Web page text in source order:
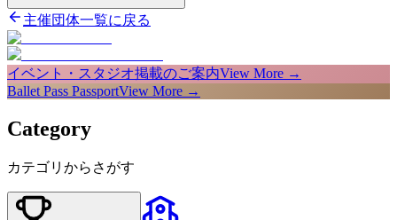
主催団体一覧に戻る
イベント・スタジオ掲載のご案内View More →
Ballet Pass PassportView More →
Category
カテゴリからさがす